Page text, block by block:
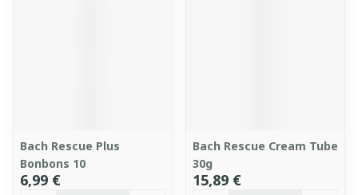
Bach Rescue Plus
Bonbons 10
6,99 €
Bach Rescue Cream Tube
30g
15,89 €